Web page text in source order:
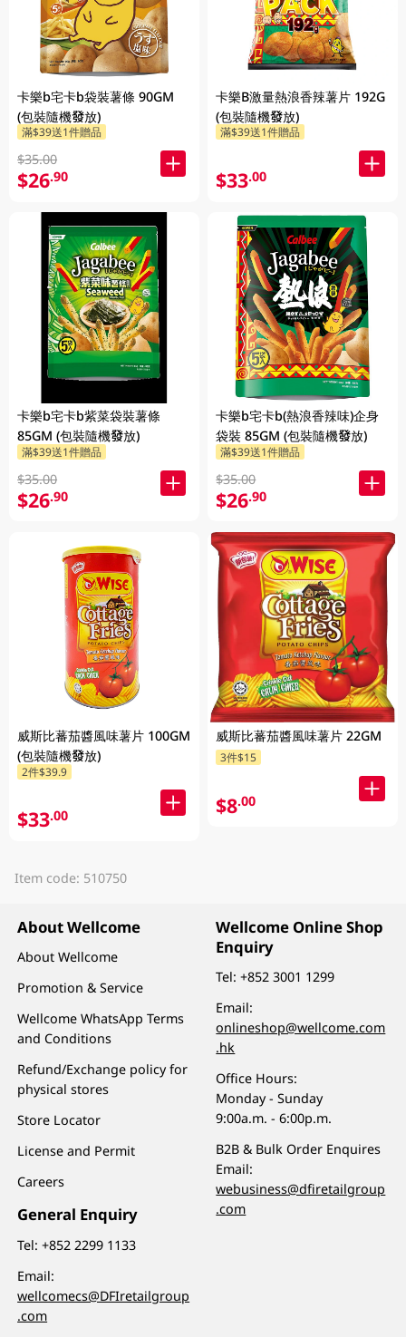
卡樂b宅卡b袋裝薯條 90GM
(包裝隨機發放)
滿$39送1件贈品
$35.00
$26.90
卡樂b宅卡b紫菜袋裝薯條
85GM (包裝隨機發放)
滿$39送1件贈品
$35.00
$26.90
威斯比蕃茄醬風味薯片 100GM
(包裝隨機發放)
2件$39.9
$33.00
卡樂B激量熱浪香辣薯片 192G
(包裝隨機發放)
滿$39送1件贈品
$33.00
卡樂b宅卡b(熱浪香辣味)企身
袋裝 85GM (包裝隨機發放)
滿$39送1件贈品
$35.00
$26.90
威斯比蕃茄醬風味薯片 22GM
3件$15
$8.00
Item code: 510750
About Wellcome
About Wellcome
Promotion & Service
Wellcome WhatsApp Terms
and Conditions
Refund/Exchange policy for
physical stores
Store Locator
License and Permit
Careers
General Enquiry
Tel:+852 2299 1133
Email:
wellcomecs@DFIretailgroup
.com
Wellcome Online Shop
Enquiry
Tel:+852 3001 1299
Email:
onlineshop@wellcome.com
.hk
Office Hours:
Monday - Sunday
9:00a.m. - 6:00p.m.
B2B & Bulk Order Enquires
Email:
webusiness@dfiretailgroup
.com